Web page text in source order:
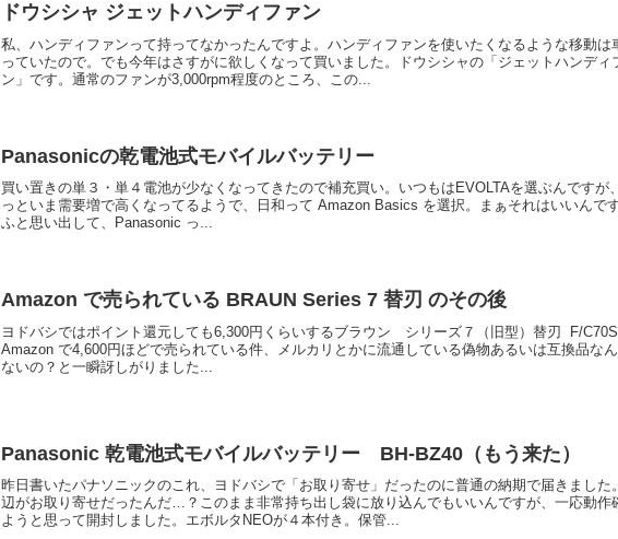
ドウシシャ ジェットハンディファン
私、ハンディファンって持ってなかったんですよ。ハンディファンを使いたくなるような移動は
っていたので。でも今年はさすがに欲しくなって買いました。ドウシシャの「ジェットハンディ
ン」です。通常のファンが3,000rpm程度のところ、この...
Panasonicの乾電池式モバイルバッテリー
買い置きの単３・単４電池が少なくなってきたので補充買い。いつもはEVOLTAを選ぶんですが
っといま需要増で高くなってるようで、日和って Amazon Basics を選択。まぁそれはいいんです
ふと思い出して、Panasonic っ...
Amazon で売られている BRAUN Series 7 替刃 のその後
ヨドバシではポイント還元しても6,300円くらいするブラウン シリーズ７（旧型）替刃 F/
Amazon で4,600円ほどで売られている件、メルカリとかに流通している偽物あるいは互換品な
ないの？と一瞬訝しがりました...
Panasonic 乾電池式モバイルバッテリー BH-BZ40（もう来た）
昨日書いたパナソニックのこれ、ヨドバシで「お取り寄せ」だったのに普通の納期で届きました
辺がお取り寄せだったんだ…？このまま非常持ち出し袋に放り込んでもいいんですが、一応動作
ようと思って開封しました。エボルタNEOが４本付き。保管...